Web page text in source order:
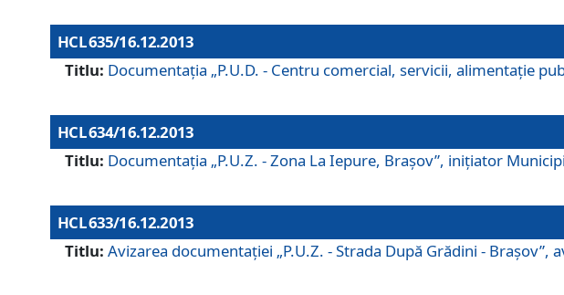
HCL 635/16.12.2013
Titlu: Documentaţia „P.U.D. - Centru comercial, servicii, alimentaţie
HCL 634/16.12.2013
Titlu: Documentaţia „P.U.Z. - Zona La Iepure, Braşov”, iniţiator
HCL 633/16.12.2013
Titlu: Avizarea documentaţiei „P.U.Z. - Strada După Grădini -